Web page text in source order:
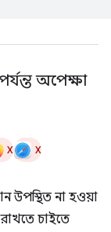
অপেক্ষা
x x
উপস্থিত না হওয়া
চাইতে